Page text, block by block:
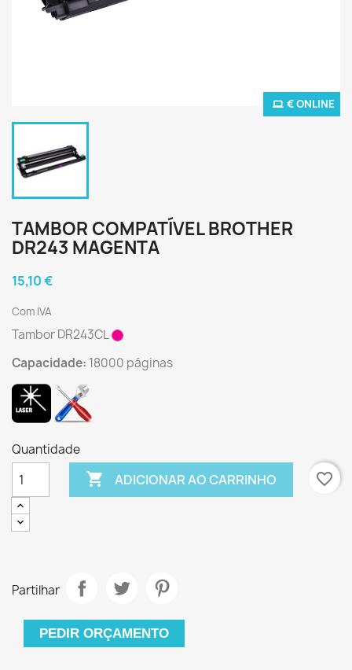
€ ONLINE
TAMBOR COMPATÍVEL BROTHER
DR243 MAGENTA
15,10 €
Com IVA
Tambor DR243CL
Capacidade: 18000 páginas
Quantidade
 ADICIONAR AO CARRINHO favorite_border
Partilhar
PEDIR ORÇAMENTO